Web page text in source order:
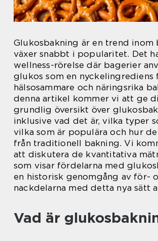
Glukosbakning är en trend inom
växer snabbt i popularitet. Det
wellness-rörelse där bagerier
glukos som en nyckelingrediens
hälsosammare och näringsrika
denna artikel kommer vi att ge
grundlig översikt över
inklusive vad det är, vilka typer
vilka som är populära och hur
från traditionell bakning. Vi
att diskutera de kvantitativa
som visar fördelarna med
en historisk genomgång av för-
nackdelarna med detta nya sätt
Vad är